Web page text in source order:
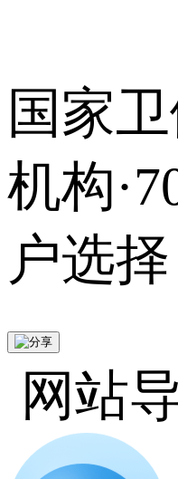
国家
机构
户选择
网站